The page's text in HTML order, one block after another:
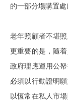
的一部分場購置
老年照顧者不堪
更重要的是，隨
政府理應運用公
必須以行動證明
以恆常在私人市